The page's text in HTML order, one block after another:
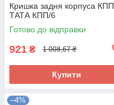
Кришка задня корпуса КПП
ТАТА КПП/6
Готово до відправки
921 ₴ 1 008,67 ₴
Купити
–4%